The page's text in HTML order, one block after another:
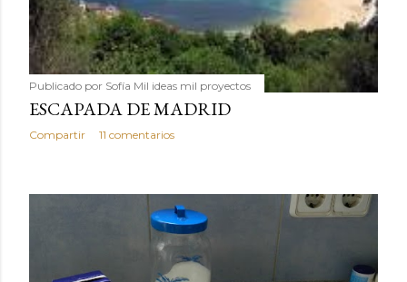
Publicado por Sofía Mil ideas mil proyectos
ESCAPADA DE MADRID
Compartir 11 comentarios